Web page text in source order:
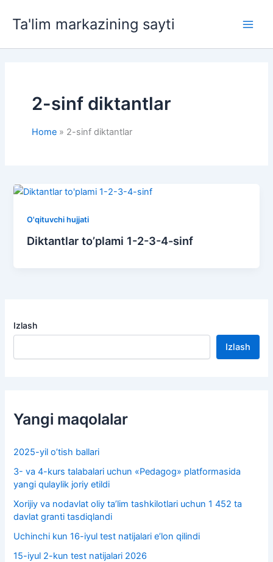
Ta'lim markazining sayti
2-sinf diktantlar
Home 2-sinf diktantlar
O'qituvchi hujjati
Diktantlar to’plami 1-2-3-4-sinf
Izlash
Izlash
Yangi maqolalar
2025-yil o’tish ballari
3- va 4-kurs talabalari uchun «Pedagog» platformasida
yangi qulaylik joriy etildi
Xorijiy va nodavlat oliy taʼlim tashkilotlari uchun 1 452 ta
davlat granti tasdiqlandi
Uchinchi kun 16-iyul test natijalari e’lon qilindi
15-iyul 2-kun test natijalari 2026